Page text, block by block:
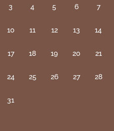
3 4 5 6 7
10 11 12 13 14
17 18 19 20 21
24 25 26 27 28
31